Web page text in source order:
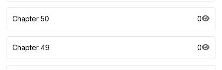
Chapter 50 0
Chapter 49 0